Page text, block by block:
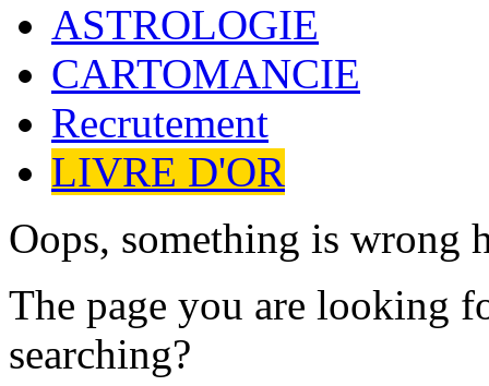
ASTROLOGIE
CARTOMANCIE
Recrutement
LIVRE D'OR
Oops, something is wrong
The page you are looking
searching?